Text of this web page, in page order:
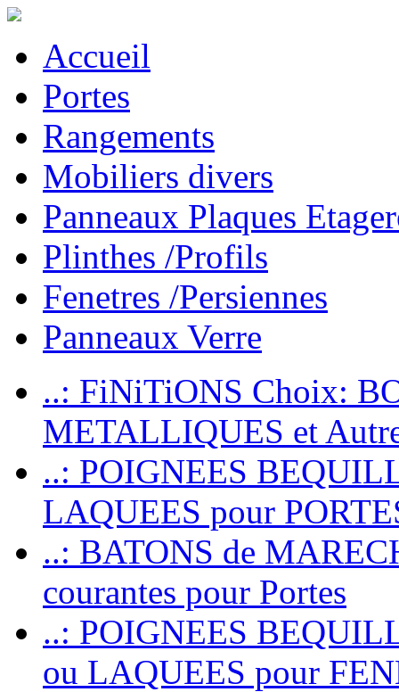
Accueil
Portes
Rangements
Mobiliers divers
Panneaux Plaques
Plinthes /Profils
Fenetres /Persiennes
Panneaux Verre
..: FiNiTiONS Choix:
METALLIQUES et
..: POIGNEES
LAQUEES pour
..: BATONS de
courantes pour Portes
..: POIGNEES
ou LAQUEES pour